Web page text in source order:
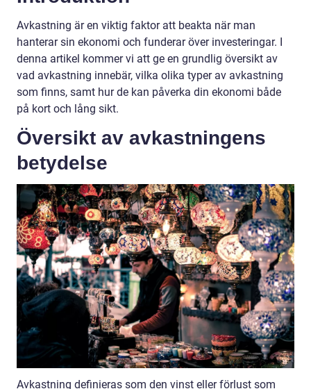
Avkastning är en viktig faktor att beakta när man
hanterar sin ekonomi och funderar över investeringar. I
denna artikel kommer vi att ge en grundlig översikt av
vad avkastning innebär, vilka olika typer av avkastning
som finns, samt hur de kan påverka din ekonomi både
på kort och lång sikt.
Översikt av avkastningens
betydelse
Avkastning definieras som den vinst eller förlust som